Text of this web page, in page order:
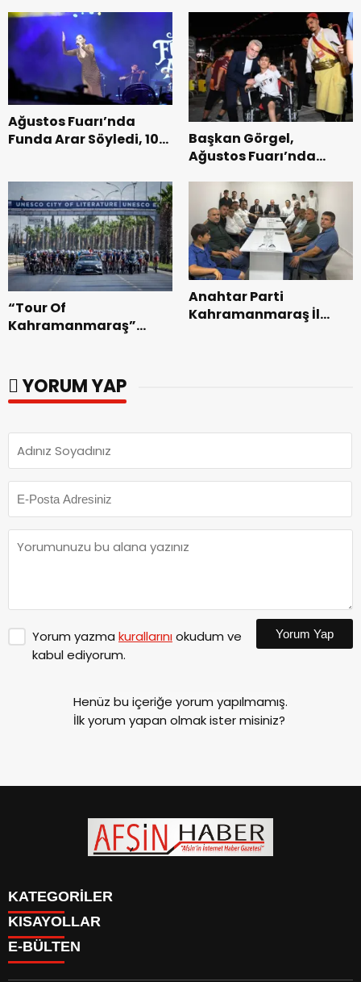
Turnuvasına Katıldı.
Ağustos Fuarı’nda
Funda Arar Söyledi, 100
Başkan Görgel,
Ağustos Fuarı’nda
Vatandaşlarla
Buluştu.
“Tour Of
Kahramanmaraş”
Tamamlandı.
Anahtar Parti
Kahramanmaraş İl
YORUM YAP
Yorum yazma kurallarınıokudum ve
kabul ediyorum.
Yorum Yap
Henüz bu içeriğe yorum yapılmamış.
İlk yorum yapan olmak ister misiniz?
KATEGORİLER
SİYASET
EĞİTİM
KISAYOLLAR
SİYASET
E-BÜLTEN